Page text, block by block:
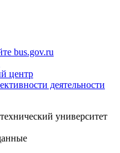
bus.gov.ru
центр
деятельности
университет